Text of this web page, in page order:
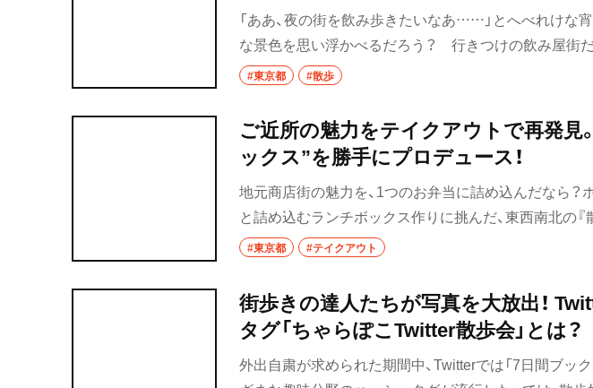
「ああ、夜の街を飲み歩きたいなあ……」とへべれけな
な景色を思い浮かべるだろう？ 行きつけの飲み屋街
楽街だったり、あるいは「あの街、あの店、あの店主！」
は写真だけお見せする。それでどこの横丁かを当てて
説は最後に用意しているが、自身の記憶力・考察力だけ
ての底力を見せてもらいたい。
#東京都 #散歩
ご近所の魅力をテイクアウトで再発見
ックス”を勝手にプロデュース！
地元商店街の魅力を、1つのお弁当に詰め込んだなら？
と詰め込むランチボックス作りに挑んだ、東西南北の
店から最大2品ずつを条件に、個性あふれるオリジナル
#東京都 #テイクアウト
街歩きの達人たちが写真を大放出！
タグ「ちゃらぽこTwitter散歩会」とは？
外出自粛が求められた期間中、Twitterでは「7日間ブッ